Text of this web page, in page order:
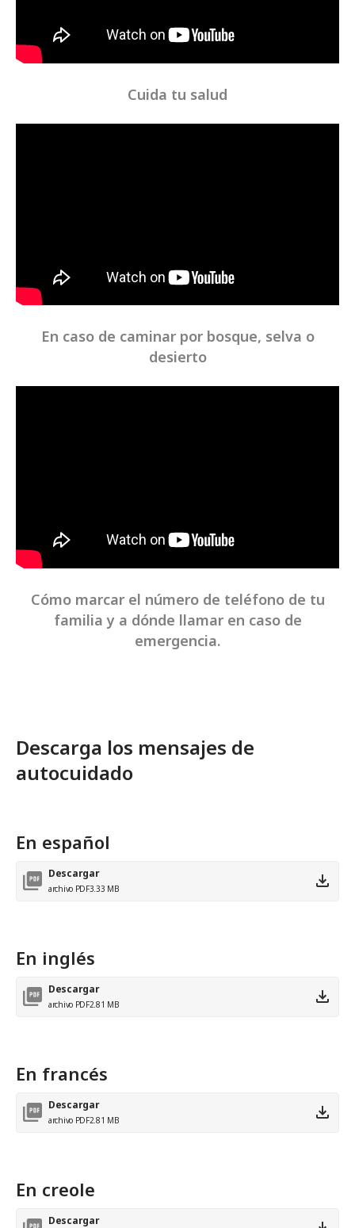
Cuida tu salud
En caso de caminar por bosque, selva o
desierto
Cómo marcar el número de teléfono de tu
familia y a dónde llamar en caso de
emergencia.
Descarga los mensajes de
autocuidado
En español
Descargar
archivo PDF3.33 MB
En inglés
Descargar
archivo PDF2.81 MB
En francés
Descargar
archivo PDF2.81 MB
En creole
Descargar